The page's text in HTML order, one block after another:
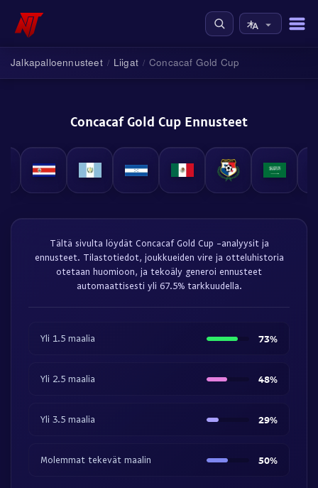
Jalkapalloennusteet / Liigat / Concacaf Gold Cup
Concacaf Gold Cup Ennusteet
Tältä sivulta löydät Concacaf Gold Cup -analyysit ja
ennusteet. Tilastotiedot, joukkueiden vire ja otteluhistoria
otetaan huomioon, ja tekoäly generoi ennusteet
automaattisesti yli 67.5% tarkkuudella.
Yli 1.5 maalia 73%
Yli 2.5 maalia 48%
Yli 3.5 maalia 29%
Molemmat tekevät maalin 50%